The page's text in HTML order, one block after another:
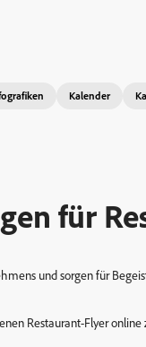
Kalender
für
und sorgen für
Restaurant-Flyer